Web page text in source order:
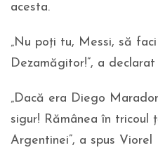
acesta.
„Nu poți tu, Messi, să
Dezamăgitor!”, a
„Dacă era Diego
sigur! Rămânea în tricoul
Argentinei”, a spus